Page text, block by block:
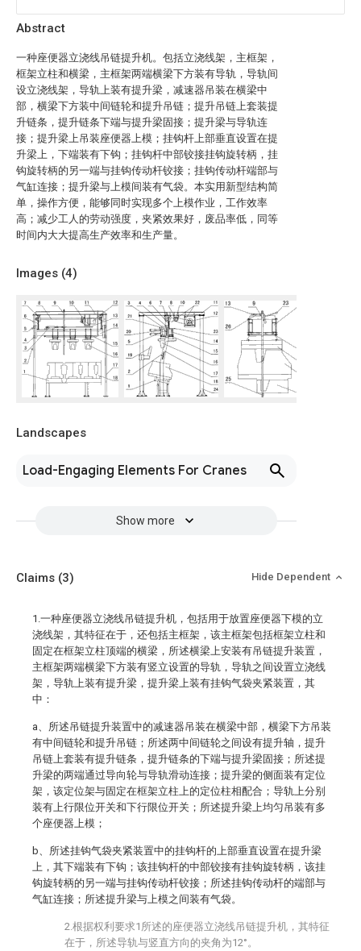
Abstract
一种座便器立浇线吊链提升机。包括立浇线架，主框架，
框架立柱和横梁，主框架两端横梁下方装有导轨，导轨间
设立浇线架，导轨上装有提升梁，减速器吊装在横梁中
部，横梁下方装中间链轮和提升吊链；提升吊链上套装提
升链条，提升链条下端与提升梁固接；提升梁与导轨连
接；提升梁上吊装座便器上模；挂钩杆上部垂直设置在提
升梁上，下端装有下钩；挂钩杆中部铰接挂钩旋转柄，挂
钩旋转柄的另一端与挂钩传动杆铰接；挂钩传动杆端部与
气缸连接；提升梁与上模间装有气袋。本实用新型结构简
单，操作方便，能够同时实现多个上模作业，工作效率
高；减少工人的劳动强度，夹紧效果好，废品率低，同等
时间内大大提高生产效率和生产量。
Images (4)
Landscapes
Load-Engaging Elements For Cranes
Show more
Claims (3) Hide Dependent
1.一种座便器立浇线吊链提升机，包括用于放置座便器下模的立
浇线架，其特征在于，还包括主框架，该主框架包括框架立柱和
固定在框架立柱顶端的横梁，所述横梁上安装有吊链提升装置，
主框架两端横梁下方装有竖立设置的导轨，导轨之间设置立浇线
架，导轨上装有提升梁，提升梁上装有挂钩气袋夹紧装置，其
中：
a、所述吊链提升装置中的减速器吊装在横梁中部，横梁下方吊装
有中间链轮和提升吊链；所述两中间链轮之间设有提升轴，提升
吊链上套装有提升链条，提升链条的下端与提升梁固接；所述提
升梁的两端通过导向轮与导轨滑动连接；提升梁的侧面装有定位
架，该定位架与固定在框架立柱上的定位柱相配合；导轨上分别
装有上行限位开关和下行限位开关；所述提升梁上均匀吊装有多
个座便器上模；
b、所述挂钩气袋夹紧装置中的挂钩杆的上部垂直设置在提升梁
上，其下端装有下钩；该挂钩杆的中部铰接有挂钩旋转柄，该挂
钩旋转柄的另一端与挂钩传动杆铰接；所述挂钩传动杆的端部与
气缸连接；所述提升梁与上模之间装有气袋。
2.根据权利要求1所述的座便器立浇线吊链提升机，其特征
在于，所述导轨与竖直方向的夹角为12°。